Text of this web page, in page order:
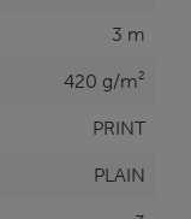
3 m
420 g/m²
PRINT
PLAIN